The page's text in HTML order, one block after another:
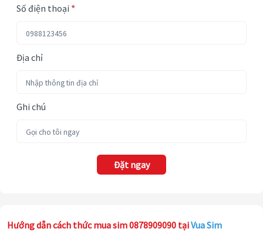
Số điện thoại *
Địa chỉ
Ghi chú
Đặt ngay
Hướng dẫn cách thức mua sim 0878909090 tạiVua Sim